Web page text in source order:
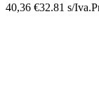
40,36 €32.81 s/Iva.